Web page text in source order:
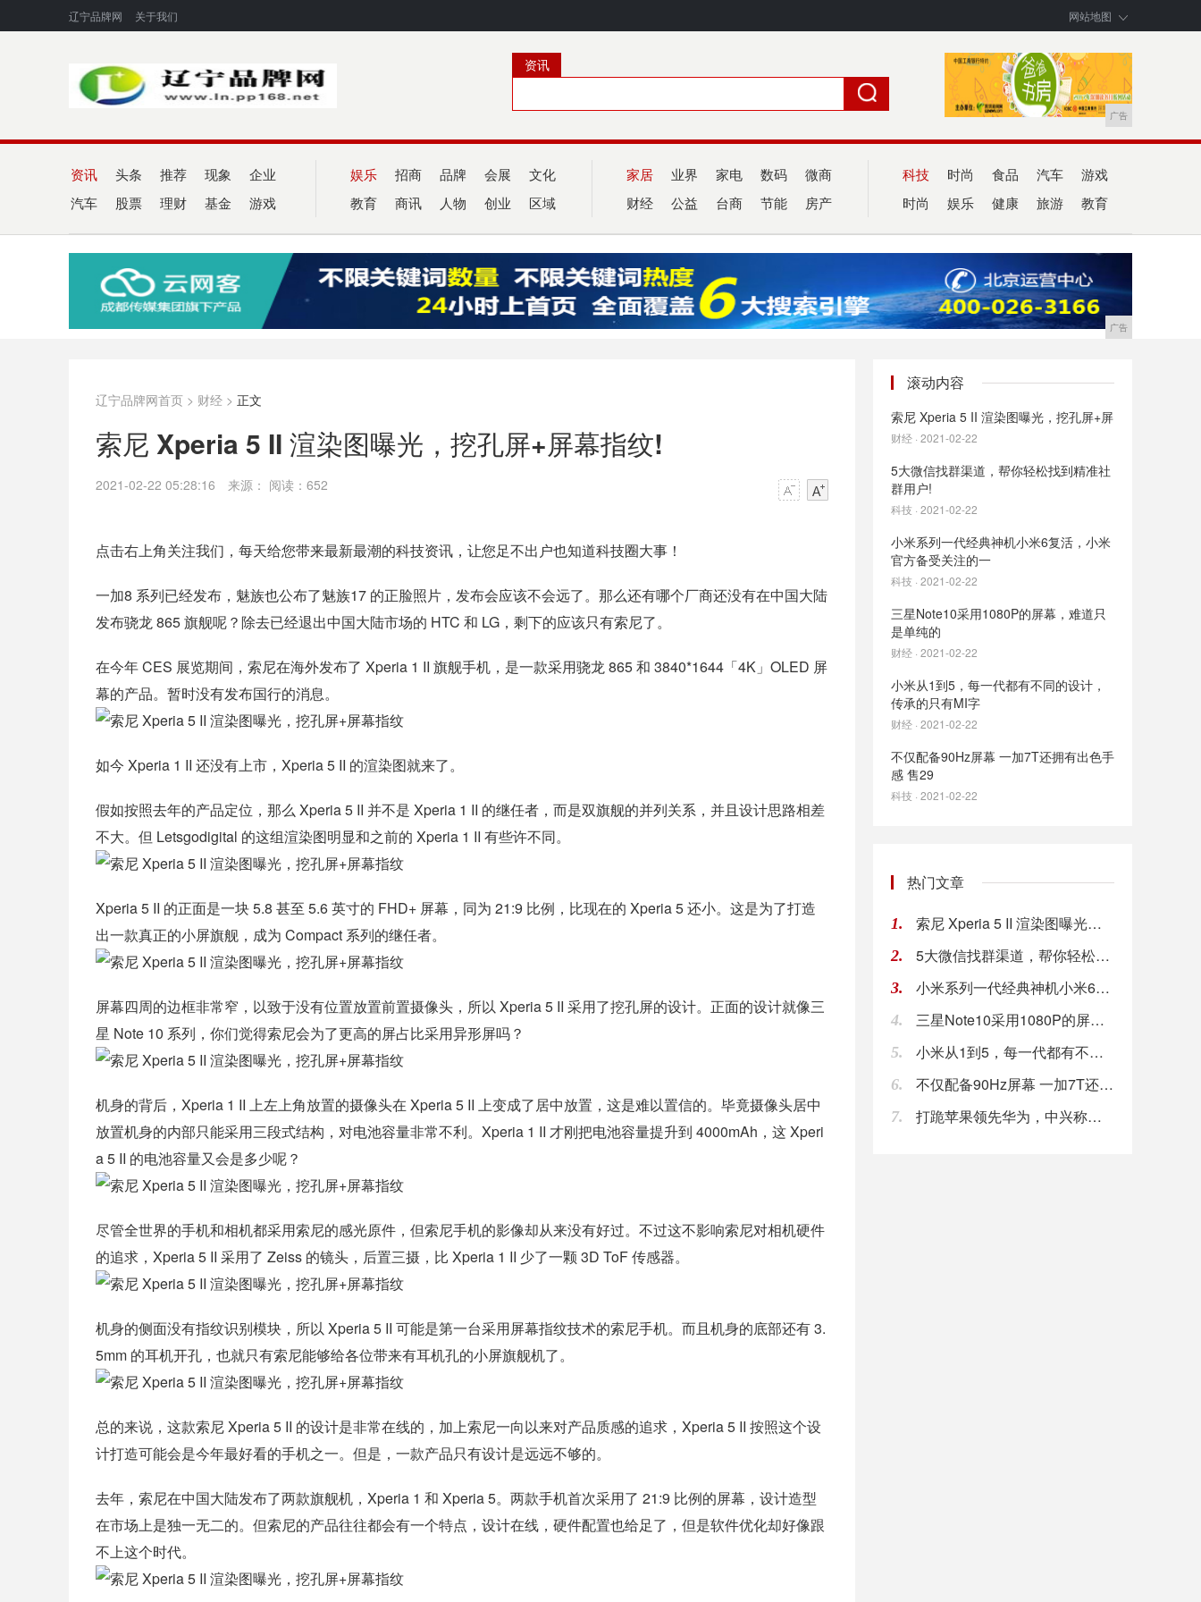
辽宁品牌网 关于我们 网站地图
资讯
广告
资讯 头条 推荐 现象 企业
汽车 股票 理财 基金 游戏
娱乐 招商 品牌 会展 文化
教育 商讯 人物 创业 区域
家居 业界 家电 数码 微商
财经 公益 台商 节能 房产
科技 时尚 食品 汽车 游戏
时尚 娱乐 健康 旅游 教育
广告
辽宁品牌网首页 > 财经 > 正文
索尼 Xperia 5 II 渲染图曝光，挖孔屏+屏幕指纹!
2021-02-22 05:28:16 来源： 阅读：652
点击右上角关注我们，每天给您带来最新最潮的科技资讯，让您足不出户也知道科技圈大事！
一加8 系列已经发布，魅族也公布了魅族17 的正脸照片，发布会应该不会远了。那么还有哪个厂商还没有在中国大陆
发布骁龙 865 旗舰呢？除去已经退出中国大陆市场的 HTC 和 LG，剩下的应该只有索尼了。
在今年 CES 展览期间，索尼在海外发布了 Xperia 1 II 旗舰手机，是一款采用骁龙 865 和 3840*1644「4K」OLED 屏
幕的产品。暂时没有发布国行的消息。
如今 Xperia 1 II 还没有上市，Xperia 5 II 的渲染图就来了。
假如按照去年的产品定位，那么 Xperia 5 II 并不是 Xperia 1 II 的继任者，而是双旗舰的并列关系，并且设计思路相差
不大。但 Letsgodigital 的这组渲染图明显和之前的 Xperia 1 II 有些许不同。
Xperia 5 II 的正面是一块 5.8 甚至 5.6 英寸的 FHD+ 屏幕，同为 21:9 比例，比现在的 Xperia 5 还小。这是为了打造
出一款真正的小屏旗舰，成为 Compact 系列的继任者。
屏幕四周的边框非常窄，以致于没有位置放置前置摄像头，所以 Xperia 5 II 采用了挖孔屏的设计。正面的设计就像三
星 Note 10 系列，你们觉得索尼会为了更高的屏占比采用异形屏吗？
机身的背后，Xperia 1 II 上左上角放置的摄像头在 Xperia 5 II 上变成了居中放置，这是难以置信的。毕竟摄像头居中
放置机身的内部只能采用三段式结构，对电池容量非常不利。Xperia 1 II 才刚把电池容量提升到 4000mAh，这 Xperi
a 5 II 的电池容量又会是多少呢？
尽管全世界的手机和相机都采用索尼的感光原件，但索尼手机的影像却从来没有好过。不过这不影响索尼对相机硬件
的追求，Xperia 5 II 采用了 Zeiss 的镜头，后置三摄，比 Xperia 1 II 少了一颗 3D ToF 传感器。
机身的侧面没有指纹识别模块，所以 Xperia 5 II 可能是第一台采用屏幕指纹技术的索尼手机。而且机身的底部还有 3.
5mm 的耳机开孔，也就只有索尼能够给各位带来有耳机孔的小屏旗舰机了。
总的来说，这款索尼 Xperia 5 II 的设计是非常在线的，加上索尼一向以来对产品质感的追求，Xperia 5 II 按照这个设
计打造可能会是今年最好看的手机之一。但是，一款产品只有设计是远远不够的。
去年，索尼在中国大陆发布了两款旗舰机，Xperia 1 和 Xperia 5。两款手机首次采用了 21:9 比例的屏幕，设计造型
在市场上是独一无二的。但索尼的产品往往都会有一个特点，设计在线，硬件配置也给足了，但是软件优化却好像跟
不上这个时代。
滚动内容
索尼 Xperia 5 II 渲染图曝光，挖孔屏+屏
财经 · 2021-02-22
5大微信找群渠道，帮你轻松找到精准社
群用户!
科技 · 2021-02-22
小米系列一代经典神机小米6复活，小米
官方备受关注的一
科技 · 2021-02-22
三星Note10采用1080P的屏幕，难道只
是单纯的
财经 · 2021-02-22
小米从1到5，每一代都有不同的设计，
传承的只有MI字
财经 · 2021-02-22
不仅配备90Hz屏幕 一加7T还拥有出色手
感 售29
科技 · 2021-02-22
热门文章
1. 索尼 Xperia 5 II 渲染图曝光，挖孔
2. 5大微信找群渠道，帮你轻松找到精准社群用户!
3. 小米系列一代经典神机小米6复活，小米官方备受关
4. 三星Note10采用1080P的屏幕，难道只是
5. 小米从1到5，每一代都有不同的设计，传承的只有
6. 不仅配备90Hz屏幕 一加7T还拥有出色手感
7. 打跪苹果领先华为，中兴称霸俄罗斯市场!